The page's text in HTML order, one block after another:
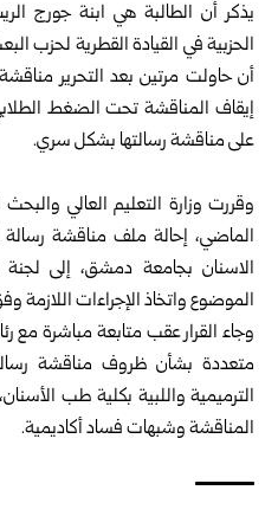
‏يذكر أن الطالبة هي ابنة جورج
الحزبية في القيادة القطرية لحزب
أن حاولت مرتين بعد التحرير
إيقاف المناقشة تحت الضغط
على مناقشة رسالتها بشكل سري.
‏وقررت وزارة التعليم العالي
الماضي، إحالة ملف مناقشة
الاسنان بجامعة دمشق، إلى
الموضوع واتخاذ الإجراءات اللازمة
وجاء القرار عقب متابعة مباشرة
متعددة بشأن ظروف مناقشة
الترميمية واللبية بكلية طب
المناقشة وشبهات فساد أكاديمية.